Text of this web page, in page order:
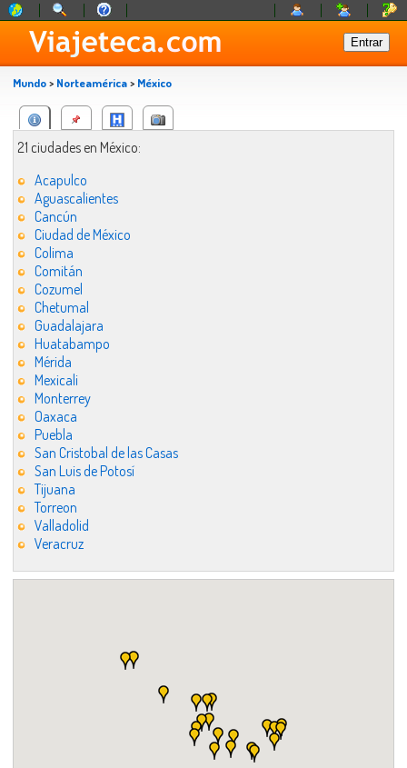
Mundo> Norteamérica> México
21 ciudades en México:
Acapulco
Aguascalientes
Cancún
Ciudad de México
Colima
Comitán
Cozumel
Chetumal
Guadalajara
Huatabampo
Mérida
Mexicali
Monterrey
Oaxaca
Puebla
San Cristobal de las Casas
San Luis de Potosí
Tijuana
Torreon
Valladolid
Veracruz